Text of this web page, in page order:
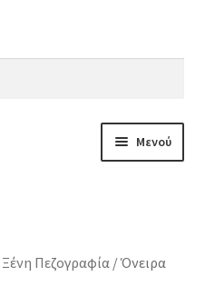
Μενού
Ξένη Πεζογραφία/Όνειρα